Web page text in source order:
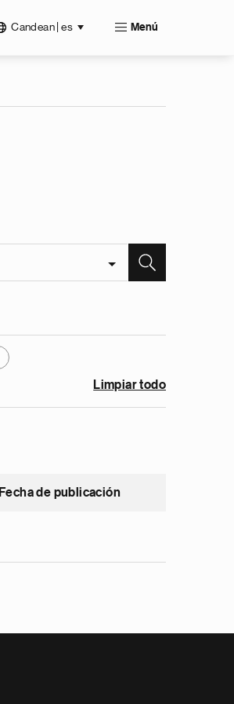
Candean | es Menú
Limpiar todo
Fecha de publicación